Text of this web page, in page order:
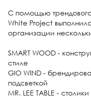
C помощью трендового
White Project
организации
SMART WOOD -
стиле
GIO WIND -
подсветкой
MR. LEE TABLE -